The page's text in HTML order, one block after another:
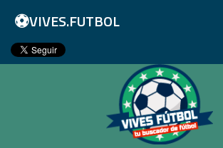
⚽VIVES.FUTBOL
Inicio